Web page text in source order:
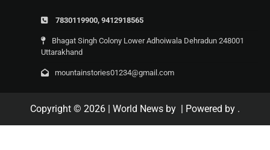
7830119900, 9412918565
Bhagat Singh Colony Lower Adhoiwala Dehradun 248001
Uttarakhand
mountainstories01234@gmail.com
Copyright © 2026 | World News by | Powered by .